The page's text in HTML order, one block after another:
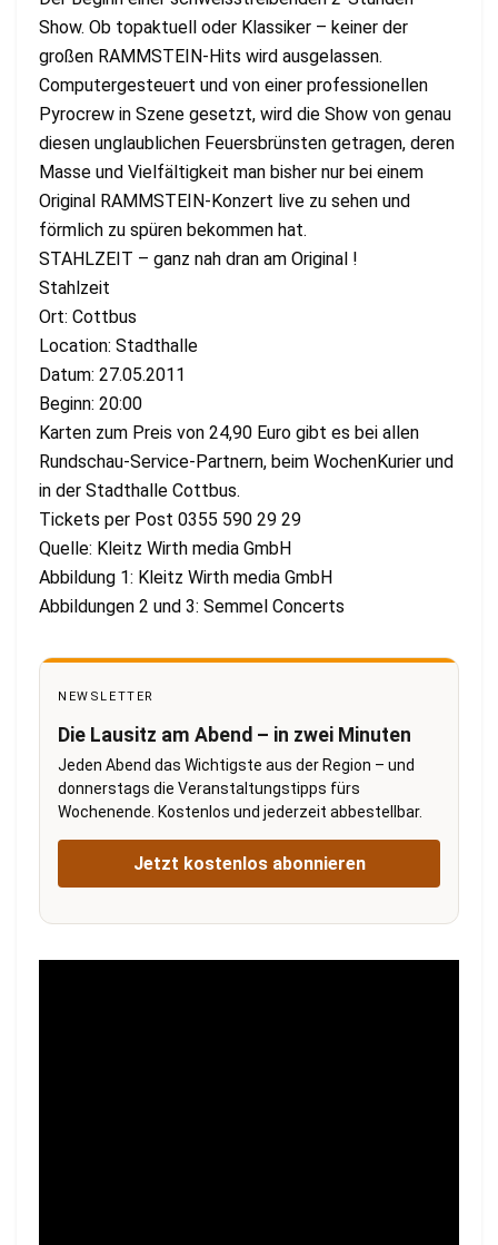
Show. Ob topaktuell oder Klassiker – keiner der
großen RAMMSTEIN-Hits wird ausgelassen.
Computergesteuert und von einer professionellen
Pyrocrew in Szene gesetzt, wird die Show von genau
diesen unglaublichen Feuersbrünsten getragen, deren
Masse und Vielfältigkeit man bisher nur bei einem
Original RAMMSTEIN-Konzert live zu sehen und
förmlich zu spüren bekommen hat.
STAHLZEIT – ganz nah dran am Original !
Stahlzeit
Ort: Cottbus
Location: Stadthalle
Datum: 27.05.2011
Beginn: 20:00
Karten zum Preis von 24,90 Euro gibt es bei allen
Rundschau-Service-Partnern, beim WochenKurier und
in der Stadthalle Cottbus.
Tickets per Post 0355 590 29 29
Quelle: Kleitz Wirth media GmbH
Abbildung 1: Kleitz Wirth media GmbH
Abbildungen 2 und 3: Semmel Concerts
NEWSLETTER
Die Lausitz am Abend – in zwei Minuten
Jeden Abend das Wichtigste aus der Region – und
donnerstags die Veranstaltungstipps fürs
Wochenende. Kostenlos und jederzeit abbestellbar.
Jetzt kostenlos abonnieren